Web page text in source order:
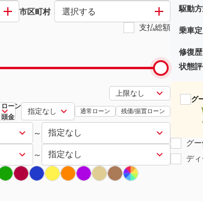
市区町村 選択する
支払総額
ローン
頭金
通常ローン 残価/据置ローン
～
～
駆動
乗車
修復歴
状態
グ
グ
デ